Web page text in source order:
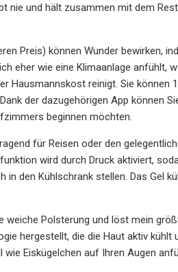
nie und hält zusammen mit dem
Preis) können Wunder bewirken,
eher wie eine Klimaanlage anfühlt,
Hausmannskost reinigt. Sie können
der dazugehörigen App können
beginnen möchten.
für Reisen oder den
wird durch Druck aktiviert,
den Kühlschrank stellen. Das Gel
weiche Polsterung und löst mein
hergestellt, die die Haut aktiv kühlt
Eiskügelchen auf Ihren Augen